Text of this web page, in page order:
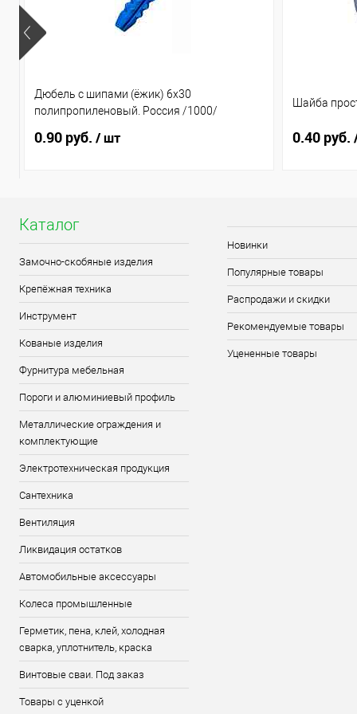
Дюбель с шипами (ёжик) 6х30
полипропиленовый. Россия /1000/
0.90 руб. / шт
Шайба
0.40 руб.
Каталог
Замочно-скобяные изделия
Крепёжная техника
Инструмент
Кованые изделия
Фурнитура мебельная
Пороги и алюминиевый профиль
Металлические ограждения и
комплектующие
Электротехническая продукция
Сантехника
Вентиляция
Ликвидация остатков
Автомобильные аксессуары
Колеса промышленные
Герметик, пена, клей, холодная
сварка, уплотнитель, краска
Винтовые сваи. Под заказ
Товары с уценкой
Новинки
Популярные товары
Распродажи и скидки
Рекомендуемые товары
Уцененные товары